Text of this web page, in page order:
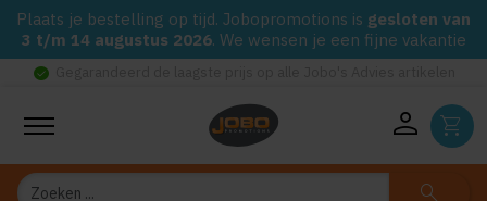
Plaats je bestelling op tijd. Jobopromotions is gesloten van
3 t/m 14 augustus 2026. We wensen je een fijne vakantie
check_circle
person shopping_cart
Zoeken search